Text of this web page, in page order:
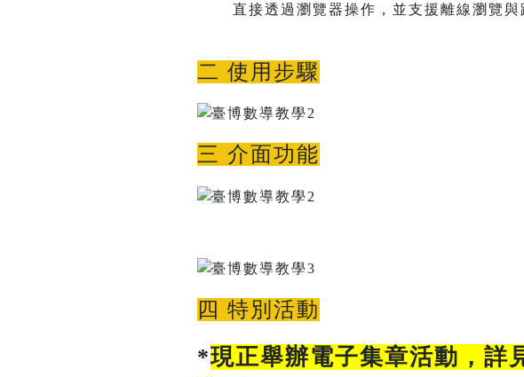
直接透過瀏覽器操作，並支援離線瀏覽與
二 使用步驟
三 介面功能
四 特別活動
*現正舉辦電子集章活動，詳